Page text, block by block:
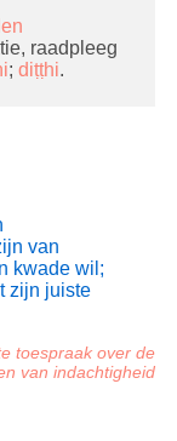
raadpleeg
; diṭṭhi.
van
kwade wil;
zijn juiste
toespraak over de
van indachtigheid